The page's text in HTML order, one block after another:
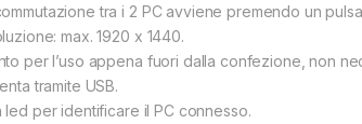
tra i 2 PC avviene premendo un
max. 1920 x 1440.
per l’uso appena fuori dalla confezione, non
tramite USB.
led per identificare il PC connesso.